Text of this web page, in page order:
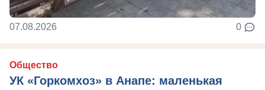
07.08.2026 0
Общество
УК «Горкомхоз» в Анапе: маленькая